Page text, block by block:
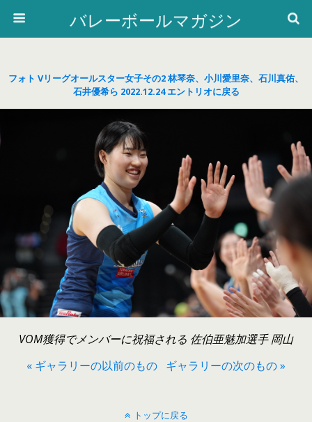
バレーボールマガジン
フォト Vリーグオールスター女子その2 林琴奈、小川愛里奈、石川真佑、
石井優希ら 2022.12.24 エントリオに戻る
VOM獲得でメンバーに祝福される 佐伯亜魅加選手 岡山
« ギャラリーの以前のもの ギャラリーの次のもの »
トップに戻る